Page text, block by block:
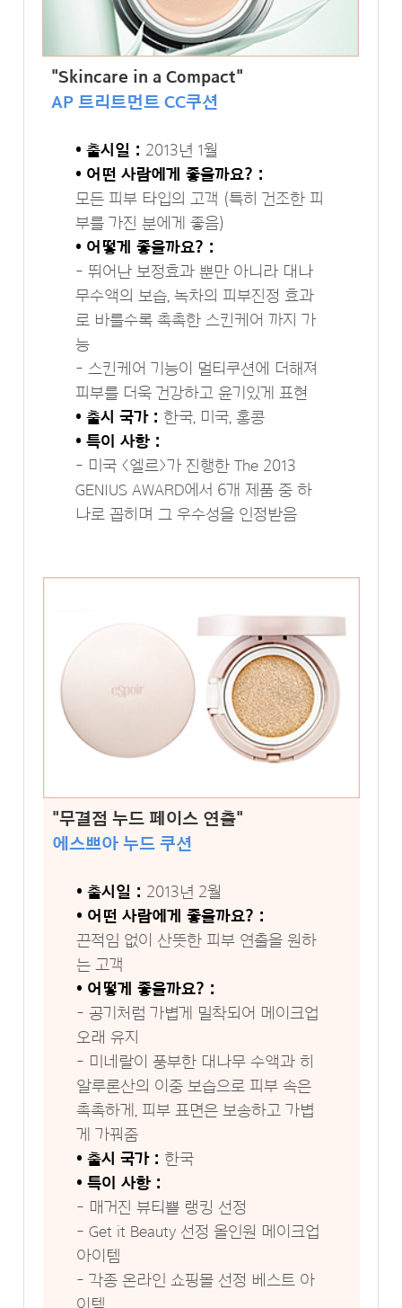
"Skincare in a Compact"
AP 트리트먼트 CC쿠션
• 출시일 : 2013년 1월
• 어떤 사람에게 좋을까요? :
모든 피부 타입의 고객 (특히 건조한 피
부를 가진 분에게 좋음)
• 어떻게 좋을까요? :
- 뛰어난 보정효과 뿐만 아니라 대나
무수액의 보습, 녹차의 피부진정 효과
로 바를수록 촉촉한 스킨케어 까지 가
능
- 스킨케어 기능이 멀티쿠션에 더해져
피부를 더욱 건강하고 윤기있게 표현
• 출시 국가 : 한국, 미국, 홍콩
• 특이 사항 :
- 미국 <엘르>가 진행한 The 2013
GENIUS AWARD에서 6개 제품 중 하
나로 꼽히며 그 우수성을 인정받음
"무결점 누드 페이스 연출"
에스쁘아 누드 쿠션
• 출시일 : 2013년 2월
• 어떤 사람에게 좋을까요? :
끈적임 없이 산뜻한 피부 연출을 원하
는 고객
• 어떻게 좋을까요? :
- 공기처럼 가볍게 밀착되어 메이크업
오래 유지
- 미네랄이 풍부한 대나무 수액과 히
알루론산의 이중 보습으로 피부 속은
촉촉하게, 피부 표면은 보송하고 가볍
게 가꿔줌
• 출시 국가 : 한국
• 특이 사항 :
- 매거진 뷰티쁠 랭킹 선정
- Get it Beauty 선정 올인원 메이크업
아이템
- 각종 온라인 쇼핑몰 선정 베스트 아
이템